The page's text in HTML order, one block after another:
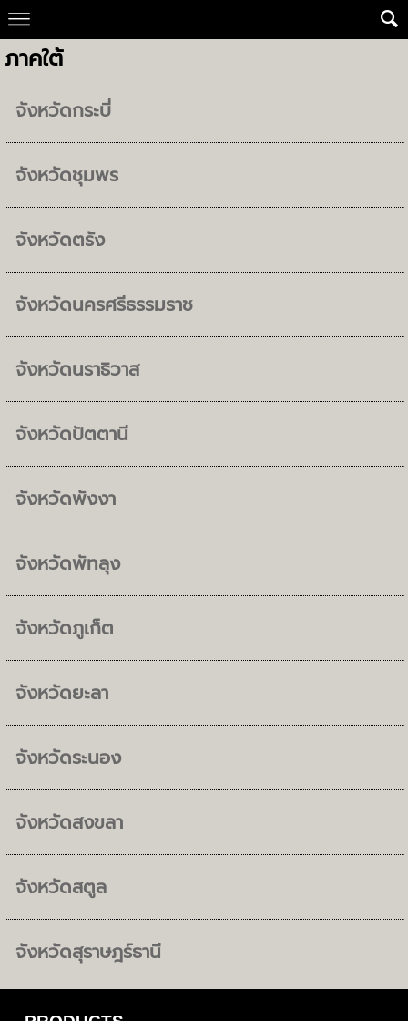
ภาคใต้
จังหวัดกระบี่
จังหวัดชุมพร
จังหวัดตรัง
จังหวัดนครศรีธรรมราช
จังหวัดนราธิวาส
จังหวัดปัตตานี
จังหวัดพังงา
จังหวัดพัทลุง
จังหวัดภูเก็ต
จังหวัดยะลา
จังหวัดระนอง
จังหวัดสงขลา
จังหวัดสตูล
จังหวัดสุราษฎร์ธานี